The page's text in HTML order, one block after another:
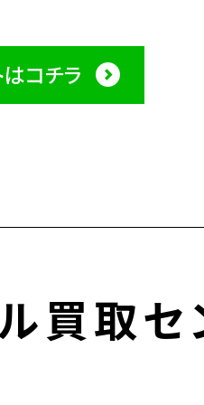
コチラ
買取セ